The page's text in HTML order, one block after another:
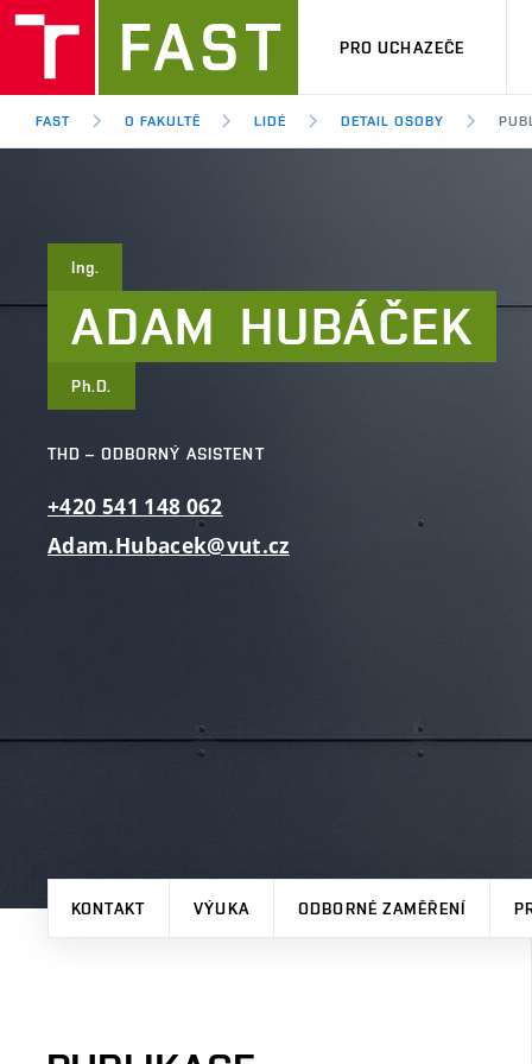
PRO UCHAZEČE
FAST O FAKULTĚ LIDÉ DETAIL OSOBY
Ing.
ADAM HUBÁČEK
Ph.D.
THD – ODBORNÝ ASISTENT
+420 541 148 062
Adam.Hubacek@vut.cz
KONTAKT VÝUKA ODBORNÉ ZAMĚŘENÍ